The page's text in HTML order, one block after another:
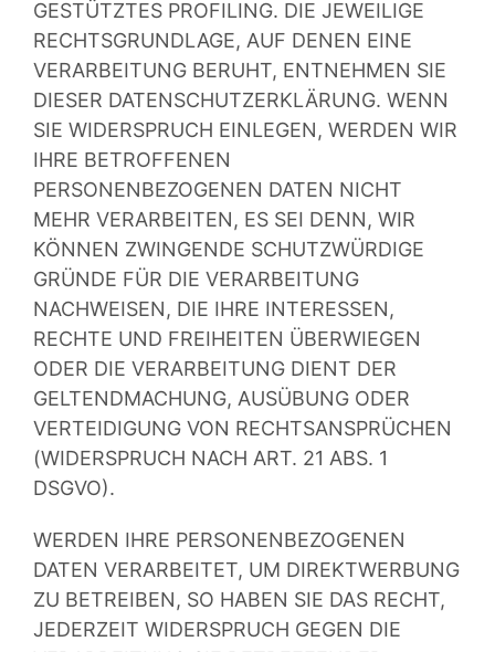
GESTÜTZTES PROFILING. DIE JEWEILIGE
RECHTSGRUNDLAGE, AUF DENEN EINE
VERARBEITUNG BERUHT, ENTNEHMEN SIE
DIESER DATENSCHUTZERKLÄRUNG. WENN
SIE WIDERSPRUCH EINLEGEN, WERDEN WIR
IHRE BETROFFENEN
PERSONENBEZOGENEN DATEN NICHT
MEHR VERARBEITEN, ES SEI DENN, WIR
KÖNNEN ZWINGENDE SCHUTZWÜRDIGE
GRÜNDE FÜR DIE VERARBEITUNG
NACHWEISEN, DIE IHRE INTERESSEN,
RECHTE UND FREIHEITEN ÜBERWIEGEN
ODER DIE VERARBEITUNG DIENT DER
GELTENDMACHUNG, AUSÜBUNG ODER
VERTEIDIGUNG VON RECHTSANSPRÜCHEN
(WIDERSPRUCH NACH ART. 21 ABS. 1
DSGVO).
WERDEN IHRE PERSONENBEZOGENEN
DATEN VERARBEITET, UM DIREKTWERBUNG
ZU BETREIBEN, SO HABEN SIE DAS RECHT,
JEDERZEIT WIDERSPRUCH GEGEN DIE